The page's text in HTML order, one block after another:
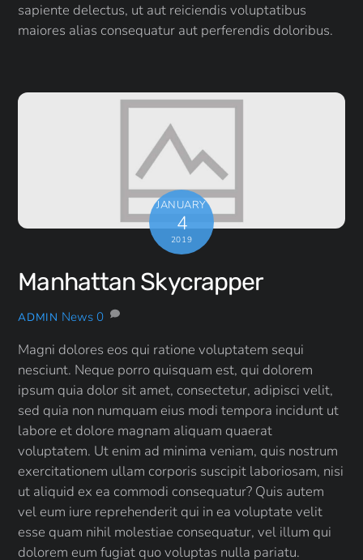
sapiente delectus, ut aut reiciendis voluptatibus
maiores alias consequatur aut perferendis doloribus.
JANUARY
4
2019
Manhattan Skycrapper
ADMIN News 0
Magni dolores eos qui ratione voluptatem sequi
nesciunt. Neque porro quisquam est, qui dolorem
ipsum quia dolor sit amet, consectetur, adipisci velit,
sed quia non numquam eius modi tempora incidunt ut
labore et dolore magnam aliquam quaerat
voluptatem. Ut enim ad minima veniam, quis nostrum
exercitationem ullam corporis suscipit laboriosam, nisi
ut aliquid ex ea commodi consequatur? Quis autem
vel eum iure reprehenderit qui in ea voluptate velit
esse quam nihil molestiae consequatur, vel illum qui
dolorem eum fugiat quo voluptas nulla pariatu.